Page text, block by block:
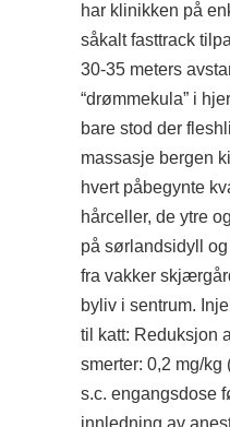
har klinikken på
såkalt fasttrack
30-35 meters
“drømmekula” i
bare stod der
massasje bergen
hvert påbegynte
hårceller, de ytre
på sørlandsidyll
fra vakker
byliv i sentrum.
til katt: Reduksjon
smerter: 0,2 mg/kg
s.c. engangsdose
innledning av